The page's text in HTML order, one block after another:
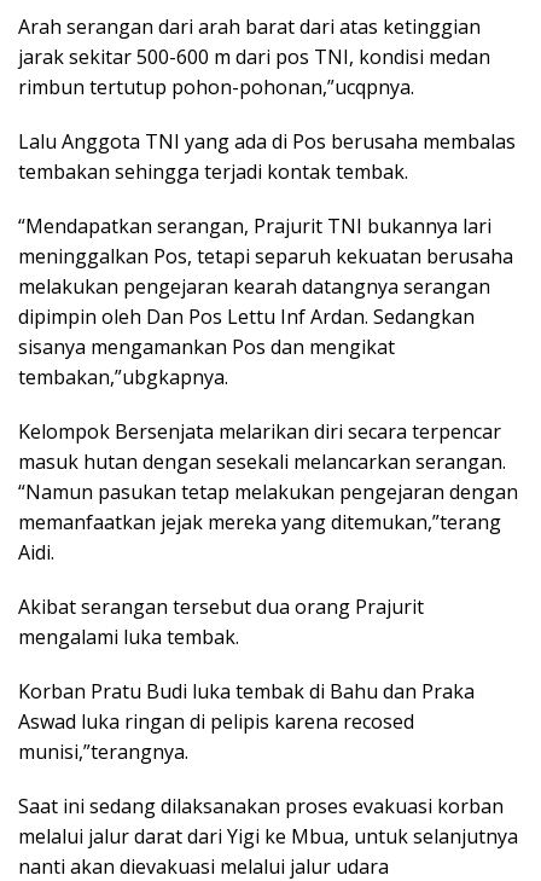
Arah serangan dari arah barat dari atas ketinggian
jarak sekitar 500-600 m dari pos TNI, kondisi medan
rimbun tertutup pohon-pohonan,”ucqpnya.
Lalu Anggota TNI yang ada di Pos berusaha membalas
tembakan sehingga terjadi kontak tembak.
“Mendapatkan serangan, Prajurit TNI bukannya lari
meninggalkan Pos, tetapi separuh kekuatan berusaha
melakukan pengejaran kearah datangnya serangan
dipimpin oleh Dan Pos Lettu Inf Ardan. Sedangkan
sisanya mengamankan Pos dan mengikat
tembakan,”ubgkapnya.
Kelompok Bersenjata melarikan diri secara terpencar
masuk hutan dengan sesekali melancarkan serangan.
“Namun pasukan tetap melakukan pengejaran dengan
memanfaatkan jejak mereka yang ditemukan,”terang
Aidi.
Akibat serangan tersebut dua orang Prajurit
mengalami luka tembak.
Korban Pratu Budi luka tembak di Bahu dan Praka
Aswad luka ringan di pelipis karena recosed
munisi,”terangnya.
Saat ini sedang dilaksanakan proses evakuasi korban
melalui jalur darat dari Yigi ke Mbua, untuk selanjutnya
nanti akan dievakuasi melalui jalur udara